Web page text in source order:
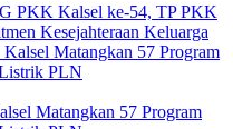
PKK Kalsel ke-54, TP PKK
Kesejahteraan Keluarga
Matangkan 57 Program